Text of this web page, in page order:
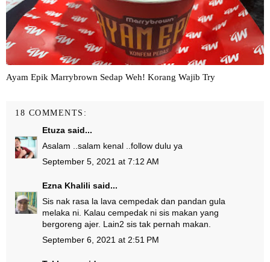
Ayam Epik Marrybrown Sedap Weh! Korang Wajib Try
18 COMMENTS:
Etuza said...
Asalam ..salam kenal ..follow dulu ya
September 5, 2021 at 7:12 AM
Ezna Khalili said...
Sis nak rasa la lava cempedak dan pandan gula
melaka ni. Kalau cempedak ni sis makan yang
bergoreng ajer. Lain2 sis tak pernah makan.
September 6, 2021 at 2:51 PM